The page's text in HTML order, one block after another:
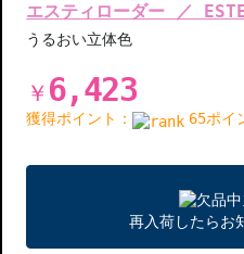
エスティローダー ／
うるおい立体色
￥ 6,423
獲得ポイント： 65ポ
再入荷したらお